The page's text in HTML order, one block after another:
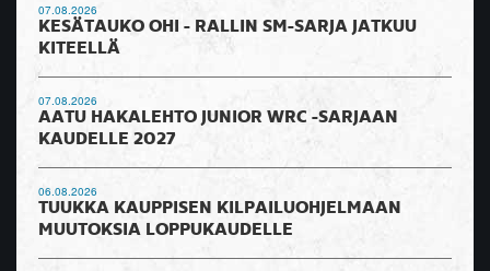
07.08.2026
KESÄTAUKO OHI - RALLIN SM-SARJA JATKUU
KITEELLÄ
07.08.2026
AATU HAKALEHTO JUNIOR WRC -SARJAAN
KAUDELLE 2027
06.08.2026
TUUKKA KAUPPISEN KILPAILUOHJELMAAN
MUUTOKSIA LOPPUKAUDELLE